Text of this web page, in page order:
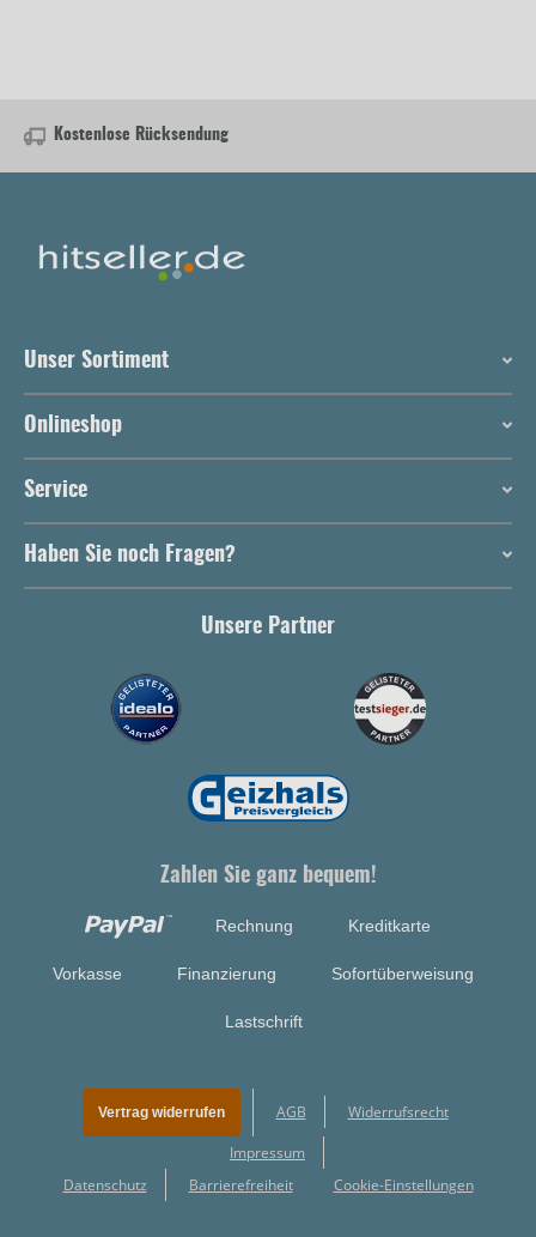
Kostenlose Rücksendung
Unser Sortiment
Onlineshop
Service
Haben Sie noch Fragen?
Unsere Partner
Zahlen Sie ganz bequem!
Rechnung Kreditkarte
Vorkasse Finanzierung Sofortüberweisung
Lastschrift
Vertrag widerrufen AGB Widerrufsrecht
Impressum
Datenschutz
Barrierefreiheit Cookie-Einstellungen